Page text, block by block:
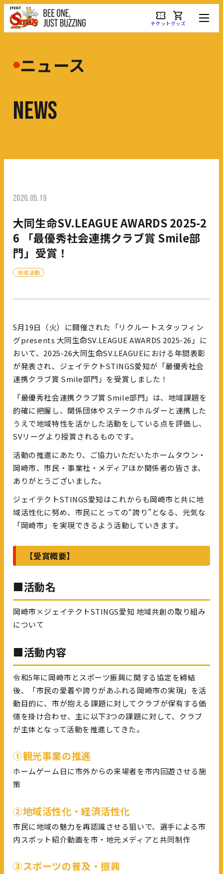
チケットグッズ
ニュース
NEWS
2026.05.19
大同生命SV.LEAGUE AWARDS 2025-2
6 「最優秀社会連携クラブ賞 Smile部
門」受賞！
地域活動
5月19日（火）に開催された「リクルートスタッフィン
グpresents 大同生命SV.LEAGUE AWARDS 2025-26」に
おいて、2025-26大同生命SV.LEAGUEにおける年間表彰
が発表され、ジェイテクトSTINGS愛知が「最優秀社会
連携クラブ賞 Smile部門」を受賞しました！
「最優秀社会連携クラブ賞 Smile部門」は、地域課題を
的確に把握し、関係団体やステークホルダーと連携した
うえで地域特性を活かした活動をしている点を評価し、
SVリーグより授賞されるものです。
活動の推進にあたり、ご協力いただいたホームタウン・
岡崎市、市民・事業社・メディアほか関係者の皆さま、
ありがとうございました。
ジェイテクトSTINGS愛知はこれからも岡崎市と共に地
域活性化に努め、市民にとっての“誇り”となる、元気な
「岡崎市」を実現できるよう活動していきます。
【受賞概要】
■活動名
岡崎市×ジェイテクトSTINGS愛知 地域共創の取り組み
について
■活動内容
令和5年に岡崎市とスポーツ振興に関する協定を締結
後、「市民の愛着や誇りがあふれる岡崎市の実現」を活
動目的に、市が抱える課題に対してクラブが保有する価
値を掛け合わせ、主に以下3つの課題に対して、クラブ
が主体となって活動を推進してきた。
①観光事業の推進
ホームゲーム日に市外からの来場者を市内回遊させる施
策
②地域活性化・経済活性化
市民に地域の魅力を再認識させる狙いで、選手による市
内スポット紹介動画を市・地元メディアと共同制作
③スポーツの普及・振興